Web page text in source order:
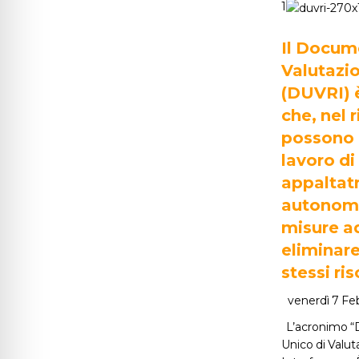
1
Il
(DUVRI)
che, nel
lavoro
misure
stessi
venerdì 7
L’acronimo
Unico di